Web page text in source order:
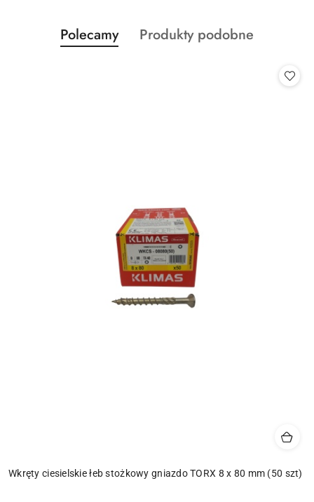
Pomiń karuzelę produktów
Produkty
o
Polecamy
Produkty
Produkty podobne
Wkręty ciesielskie łeb stożkowy gniazdo TORX 8 x 80 mm (50 szt)